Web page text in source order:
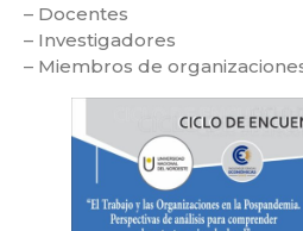
– Docentes
– Investigadores
– Miembros de